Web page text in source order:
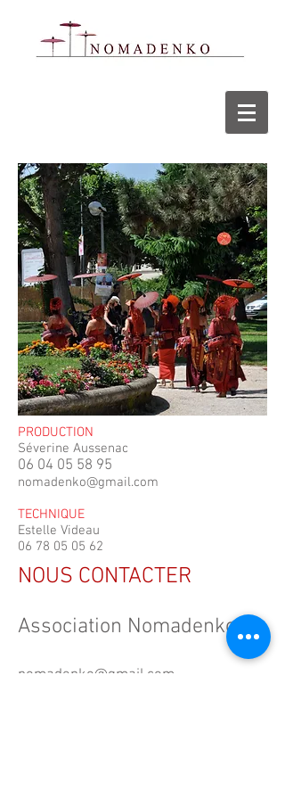
PRODUCTION
Séverine Aussenac
06 04 05 58 95
nomadenko@gmail.com
TECHNIQUE
Estelle Videau
06 78 05 05 62
NOUS CONTACTER
Association Nomadenko
nomadenko@gmail.com